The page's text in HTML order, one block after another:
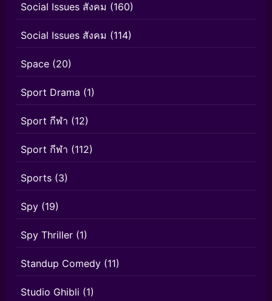
Social Issues สังคม (160)
Social Issues สังคม (114)
Space (20)
Sport Drama (1)
Sport กีฬา (12)
Sport กีฬา (112)
Sports (3)
Spy (19)
Spy Thriller (1)
Standup Comedy (11)
Studio Ghibli (1)